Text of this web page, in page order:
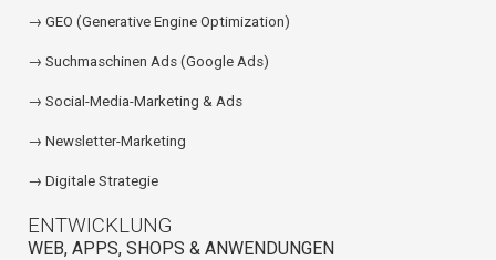
→ GEO (Generative Engine Optimization)
→ Suchmaschinen Ads (Google Ads)
→ Social-Media-Marketing & Ads
→ Newsletter-Marketing
→ Digitale Strategie
ENTWICKLUNG
WEB, APPS, SHOPS & ANWENDUNGEN